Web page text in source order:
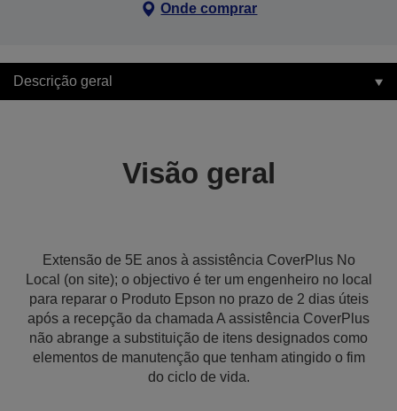
Onde comprar
Descrição geral
Visão geral
Extensão de 5E anos à assistência CoverPlus No
Local (on site); o objectivo é ter um engenheiro no local
para reparar o Produto Epson no prazo de 2 dias úteis
após a recepção da chamada A assistência CoverPlus
não abrange a substituição de itens designados como
elementos de manutenção que tenham atingido o fim
do ciclo de vida.